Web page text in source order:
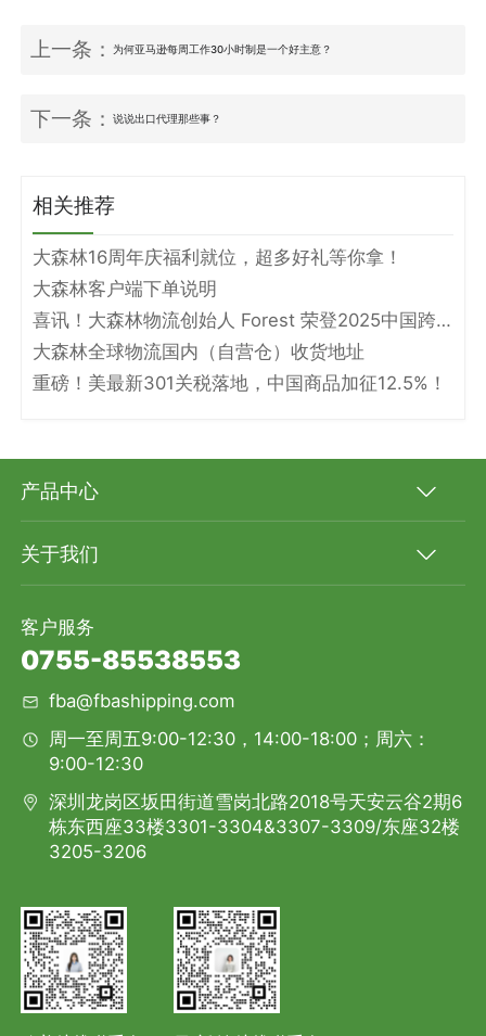
上一条：为何亚马逊每周工作30小时制是一个好主意？
下一条：说说出口代理那些事？
相关推荐
大森林16周年庆福利就位，超多好礼等你拿！
大森林客户端下单说明
喜讯！大森林物流创始人 Forest 荣登2025中国跨境电商物流名人堂！
大森林全球物流国内（自营仓）收货地址
重磅！美最新301关税落地，中国商品加征12.5%！
产品中心
关于我们
客户服务
0755-85538553
fba@fbashipping.com
周一至周五9:00-12:30，14:00-18:00；周六：
9:00-12:30
深圳龙岗区坂田街道雪岗北路2018号天安云谷2期6
栋东西座33楼3301-3304&3307-3309/东座32楼
3205-3206